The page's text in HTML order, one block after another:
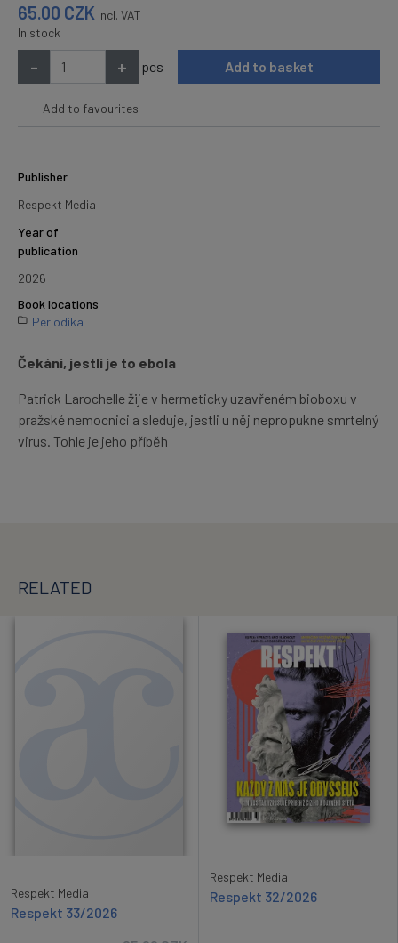
65.00 CZK incl. VAT
In stock
- + pcs Add to basket
Add to favourites
Publisher
Respekt Media
Year of
publication
2026
Book locations
Periodika
Čekání, jestli je to ebola
Patrick Larochelle žije v hermeticky uzavřeném bioboxu v
pražské nemocnici a sleduje, jestli u něj nepropukne smrtelný
virus. Tohle je jeho příběh
RELATED
Respekt Media
Respekt 33/2026
Respekt Media
Respekt 32/2026